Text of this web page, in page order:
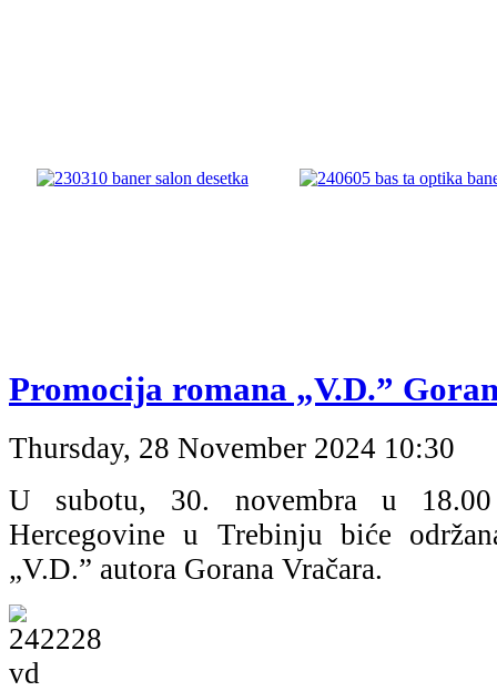
Promocija romana „V.D.”
Thursday, 28 November 2024 10:30
U subotu, 30. novembra u
Hercegovine u Trebinju biće
„V.D.” autora Gorana Vračara.